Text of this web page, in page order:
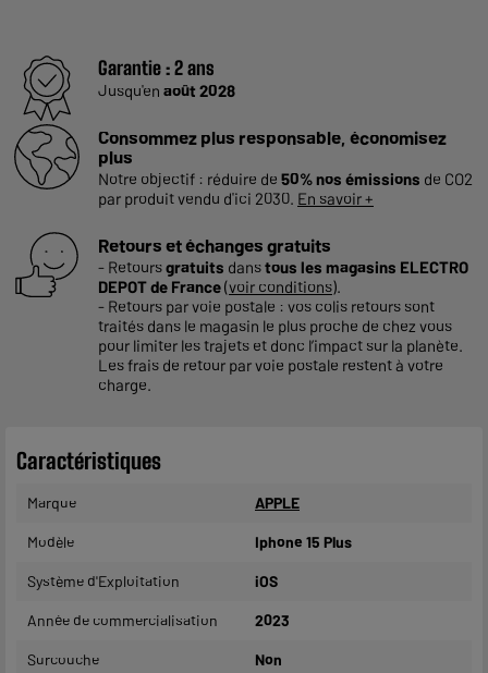
Garantie :2 ans
Jusqu'en août 2028
Consommez plus responsable, économisez
plus
Notre objectif : réduire de 50% nos émissions de CO2
par produit vendu d'ici 2030. En savoir +
Retours et échanges gratuits
- Retoursgratuits danstous les magasins ELECTRO
DEPOT de France(voir conditions).
- Retours par voie postale : vos colis retours sont
traités dans le magasin le plus proche de chez vous
pour limiter les trajets et donc l’impact sur la planète.
Les frais de retour par voie postale restent à votre
charge.
Caractéristiques
Marque APPLE
Modèle Iphone 15 Plus
Système d'Exploitation iOS
Année de commercialisation 2023
Surcouche Non